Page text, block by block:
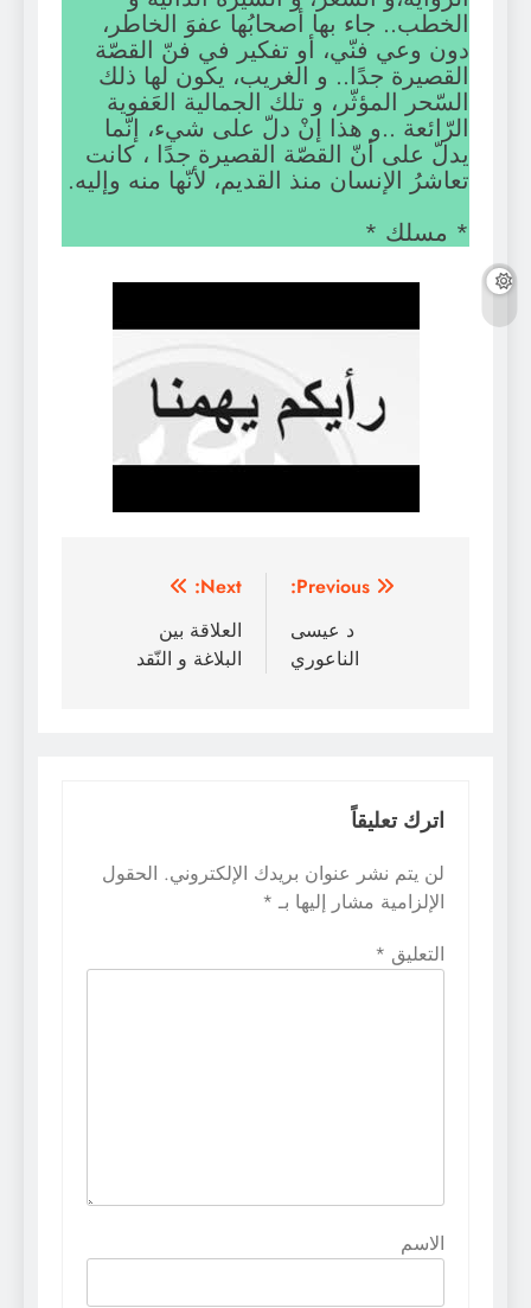
الخطب.. جاء بها أصحابُها عفوَ الخاطر،
دون وعي فنّي، أو تفكير في فنّ القصّة
القصيرة جدًا.. و الغريب، يكون لها ذلك
السّحر المؤثّر، و تلك الجمالية العَفوية
الرّائعة ..و هذا إنْ دلّ على شيء، إنّما
يدلّ على أنّ القصّة القصيرة جدًا ، كانت
تعاشرُ الإنسان منذ القديم، لأنّها منه وإليه.
* مسلك *
تصفّح
المقالات
Previous:
د عيسى
الناعوري
Next:
العلاقة بين
البلاغة و النّقد
اترك تعليقاً
لن يتم نشر عنوان بريدك الإلكتروني. الحقول
الإلزامية مشار إليها بـ *
التعليق *
الاسم